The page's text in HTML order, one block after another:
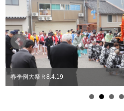
春季例大祭Ｒ8.4.19